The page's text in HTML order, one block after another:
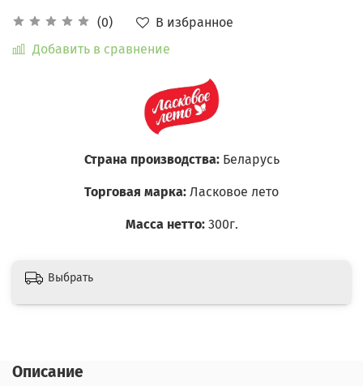
(0)
В избранное
Добавить в сравнение
Страна производства: Беларусь
Торговая марка: Ласковое лето
Масса нетто:300г.
Выбрать
Описание